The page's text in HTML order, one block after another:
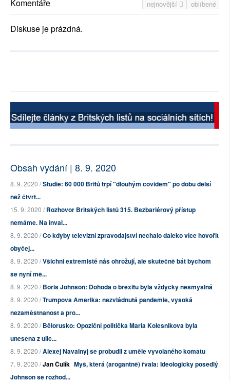
nejnovější oblíbené
Komentáře
Diskuse je prázdná.
Obsah vydání | 8. 9. 2020
8. 9. 2020 /Studie: 60 000 Britů trpí "dlouhým covidem" po dobu delší
než čtvrt...
15. 9. 2020 /Rozhovor Britských listů 315. Bezbariérový přístup
nemáme. Na inval...
8. 9. 2020 /Co kdyby televizní zpravodajství nechalo daleko více hovořit
obyčej...
8. 9. 2020 /Všichni extremisté nás ohrožují, ale skutečně bát bychom
se nyní mě...
8. 9. 2020 /Boris Johnson: Dohoda o brexitu byla vždycky nesmyslná
8. 9. 2020 /Trumpova Amerika: nezvládnutá pandemie, vysoká
nezaměstnanost a pro...
8. 9. 2020 /Bělorusko: Opoziční politička Maria Kolesnikova byla
unesena z ulic...
8. 9. 2020 /Alexej Navalnyj se probudil z uměle vyvolaného komatu
7. 9. 2020 /Jan Čulík Myš, která (arogantně) řvala: Ideologicky posedlý
Johnson se rozhod...